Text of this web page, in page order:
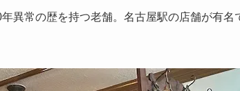
異常の歴を持つ老舗。名古屋駅の店舗が有